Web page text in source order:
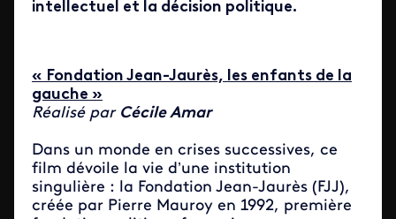
intellectuel et la décision politique.
« Fondation Jean-Jaurès, les enfants de la
gauche »
Réalisé par Cécile Amar
Dans un monde en crises successives, ce
film dévoile la vie d’une institution
singulière : la Fondation Jean-Jaurès (FJJ),
créée par Pierre Mauroy en 1992, première